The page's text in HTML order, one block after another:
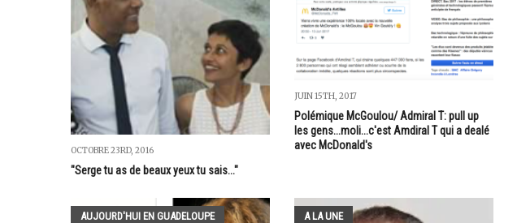
OCTOBRE 23RD, 2016
"Serge tu as de beaux yeux tu sais..."
JUIN 15TH, 2017
Polémique McGoulou/ Admiral T: pull up
les gens...moli...c'est Amdiral T qui a dealé
avec McDonald's
AUJOURD'HUI EN GUADELOUPE A LA UNE